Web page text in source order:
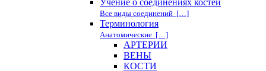
Учение о соединениях костей
Все виды соединений […]
Терминология
Анатомические […]
АРТЕРИИ
ВЕНЫ
КОСТИ